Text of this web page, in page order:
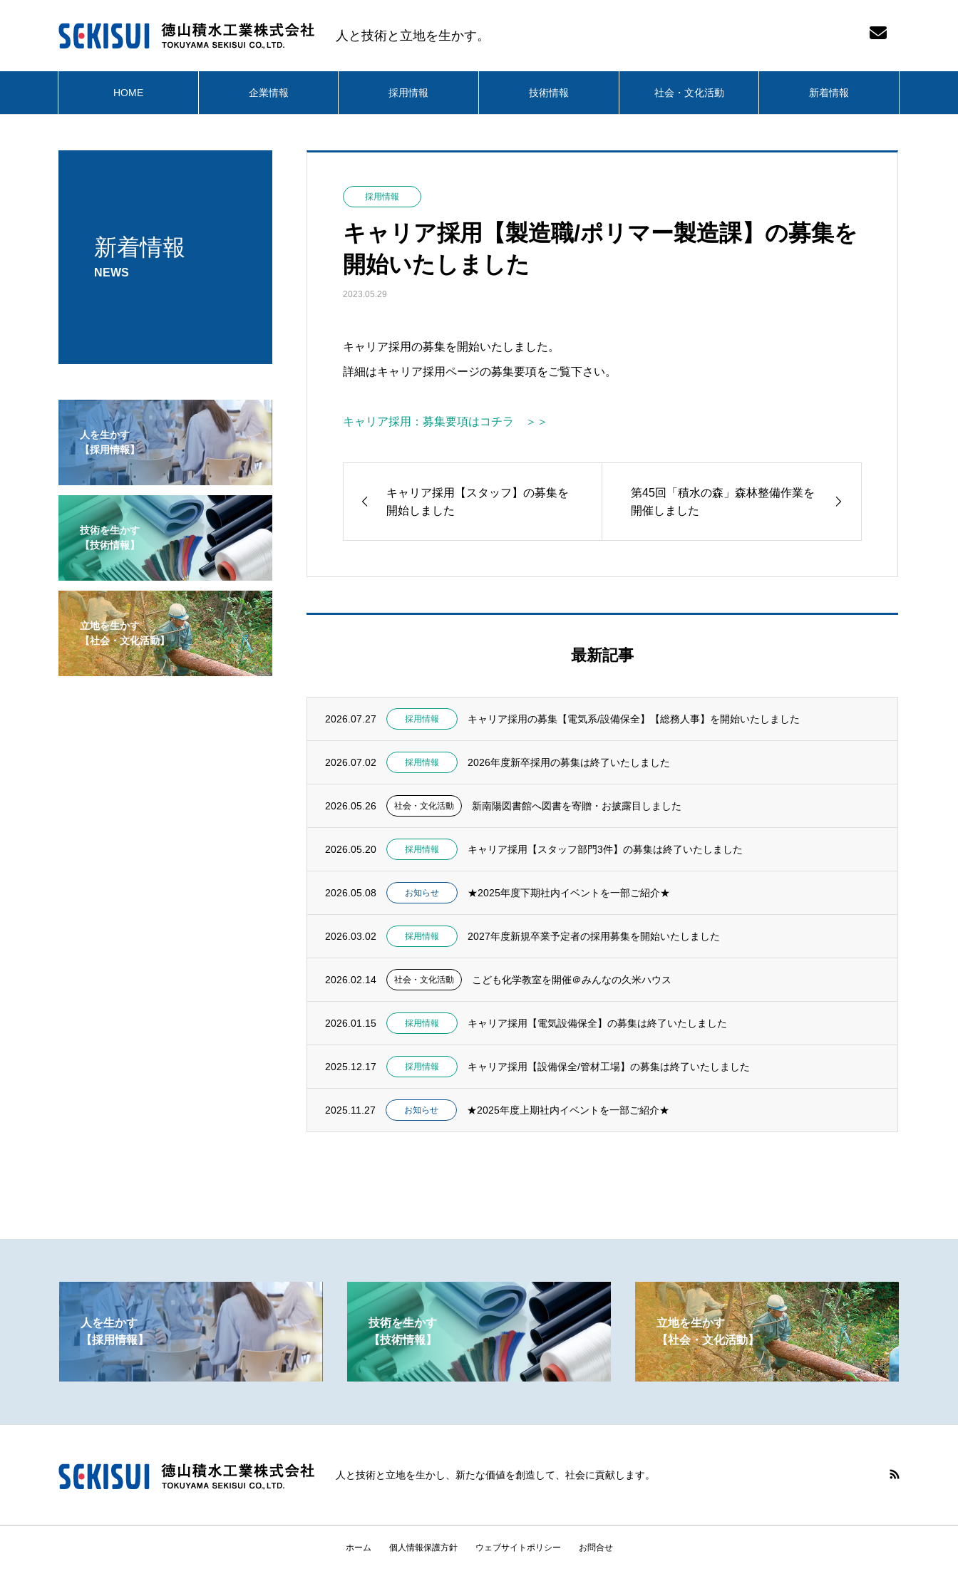
人と技術と立地を生かす。
HOME 企業情報 採用情報 技術情報 社会・文化活動 新着情報
新着情報
NEWS
採用情報
キャリア採用【製造職/ポリマー製造課】の募集を
開始いたしました
2023.05.29
キャリア採用の募集を開始いたしました。
詳細はキャリア採用ページの募集要項をご覧下さい。
キャリア採用：募集要項はコチラ ＞＞
キャリア採用【スタッフ】の募集を
開始しました
第45回「積水の森」森林整備作業を
開催しました
最新記事
2026.07.27 採用情報 キャリア採用の募集【電気系/設備保全】【総務人事】を開始いたしました
2026.07.02 採用情報 2026年度新卒採用の募集は終了いたしました
2026.05.26 社会・文化活動 新南陽図書館へ図書を寄贈・お披露目しました
2026.05.20 採用情報 キャリア採用【スタッフ部門3件】の募集は終了いたしました
2026.05.08 お知らせ ★2025年度下期社内イベントを一部ご紹介★
2026.03.02 採用情報 2027年度新規卒業予定者の採用募集を開始いたしました
2026.02.14 社会・文化活動 こども化学教室を開催＠みんなの久米ハウス
2026.01.15 採用情報 キャリア採用【電気設備保全】の募集は終了いたしました
2025.12.17 採用情報 キャリア採用【設備保全/管材工場】の募集は終了いたしました
2025.11.27 お知らせ ★2025年度上期社内イベントを一部ご紹介★
人を生かす
【採用情報】
技術を生かす
【技術情報】
立地を生かす
【社会・文化活動】
人を生かす
【採用情報】
技術を生かす
【技術情報】
立地を生かす
【社会・文化活動】
人と技術と立地を生かし、新たな価値を創造して、社会に貢献します。
ホーム 個人情報保護方針 ウェブサイトポリシー お問合せ